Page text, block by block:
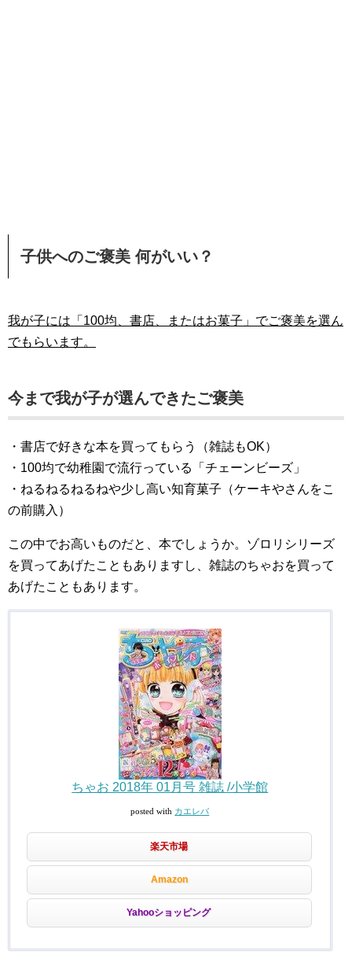
子供へのご褒美 何がいい？
我が子には「100均、書店、またはお菓子」でご褒美を選ん
でもらいます。
今まで我が子が選んできたご褒美
・書店で好きな本を買ってもらう（雑誌もOK）
・100均で幼稚園で流行っている「チェーンビーズ」
・ねるねるねるねや少し高い知育菓子（ケーキやさんをこ
の前購入）
この中でお高いものだと、本でしょうか。ゾロリシリーズ
を買ってあげたこともありますし、雑誌のちゃおを買って
あげたこともあります。
ちゃお 2018年 01月号 雑誌 /小学館
posted with カエレバ
楽天市場
Amazon
Yahooショッピング